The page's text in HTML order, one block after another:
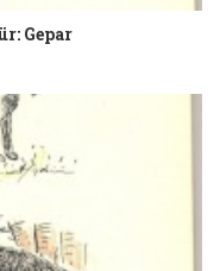
Gepar